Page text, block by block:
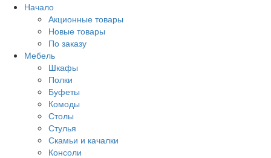
Зеркала
Кровати
Ширмы
Подушки на стулья
Металлические изделия
Цветы
Вазы
Бусы
Кулоны
Кольца
Серьги
Комплекты
Другое
Начало
Акционные товары
Новые товары
По заказу
Мебель
Шкафы
Полки
Буфеты
Комоды
Столы
Стулья
Скамьи и качалки
Консоли